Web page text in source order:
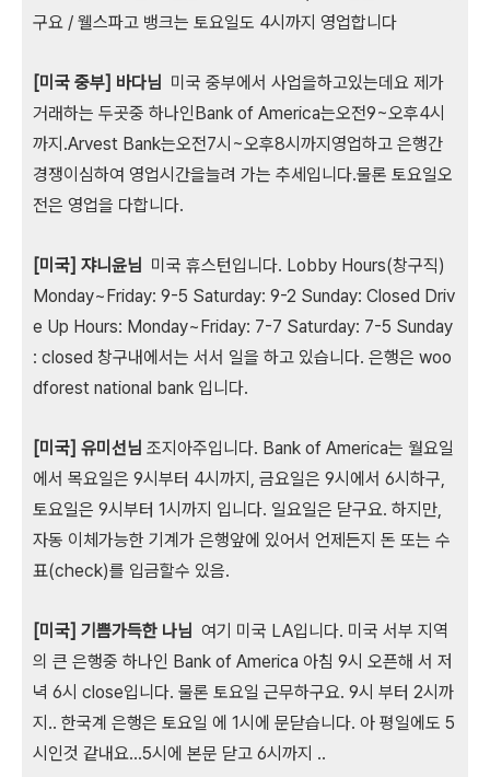
구요 / 웰스파고 뱅크는 토요일도 4시까지 영업합니다
[미국 중부] 바다님
미국 중부에서 사업을하고있는데요 제가
거래하는 두곳중 하나인Bank of America는오전9~오후4시
까지.Arvest Bank는오전7시~오후8시까지영업하고 은행간
경쟁이심하여 영업시간을늘려 가는 추세입니다.물론 토요일오
전은 영업을 다합니다.
[미국] 쟈니윤님
미국 휴스턴입니다. Lobby Hours(창구직)
Monday~Friday: 9-5 Saturday: 9-2 Sunday: Closed Driv
e Up Hours: Monday~Friday: 7-7 Saturday: 7-5 Sunday
: closed 창구내에서는 서서 일을 하고 있습니다. 은행은 woo
dforest national bank 입니다.
[미국] 유미선님 조지아주입니다. Bank of America는 월요일
에서 목요일은 9시부터 4시까지, 금요일은 9시에서 6시하구,
토요일은 9시부터 1시까지 입니다. 일요일은 닫구요. 하지만,
자동 이체가능한 기계가 은행앞에 있어서 언제든지 돈 또는 수
표(check)를 입금할수 있음.
[미국] 기쁨가득한 나님 여기 미국 LA입니다. 미국 서부 지역
의 큰 은행중 하나인 Bank of America 아침 9시 오픈해 서 저
녁 6시 close입니다. 물론 토요일 근무하구요. 9시 부터 2시까
지.. 한국계 은행은 토요일 에 1시에 문닫습니다. 아 평일에도 5
시인것 같내요...5시에 본문 닫고 6시까지 ..